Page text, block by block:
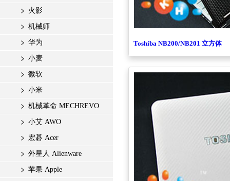
火影
机械师
华为
小麦
微软
小米
机械革命 MECHREVO
小艾 AWO
宏碁 Acer
外星人 Alienware
苹果 Apple
Toshiba NB200/NB201 立方体